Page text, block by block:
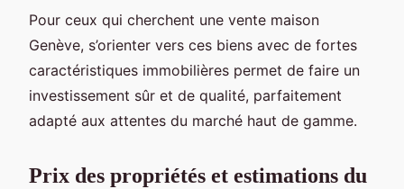
Pour ceux qui cherchent une vente maison
Genève, s’orienter vers ces biens avec de fortes
caractéristiques immobilières permet de faire un
investissement sûr et de qualité, parfaitement
adapté aux attentes du marché haut de gamme.
Prix des propriétés et estimations du